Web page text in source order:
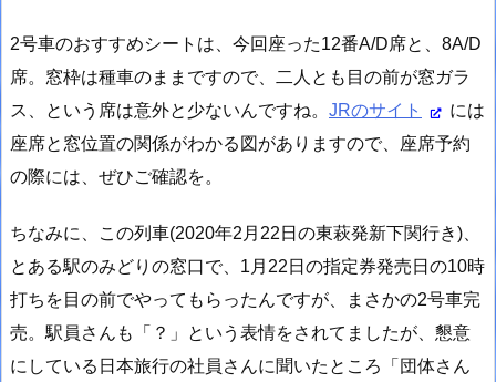
2号車のおすすめシートは、今回座った12番A/D席と、8A/D
席。窓枠は種車のままですので、二人とも目の前が窓ガラ
ス、という席は意外と少ないんですね。 JRのサイト
には
座席と窓位置の関係がわかる図がありますので、座席予約
の際には、ぜひご確認を。
ちなみに、この列車(2020年2月22日の東萩発新下関行き)、
とある駅のみどりの窓口で、1月22日の指定券発売日の10時
打ちを目の前でやってもらったんですが、まさかの2号車完
売。駅員さんも「？」という表情をされてましたが、懇意
にしている日本旅行の社員さんに聞いたところ「団体さん